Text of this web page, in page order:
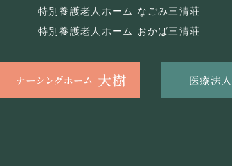
特別養護老人ホーム なごみ三清荘
特別養護老人ホーム おかば三清荘